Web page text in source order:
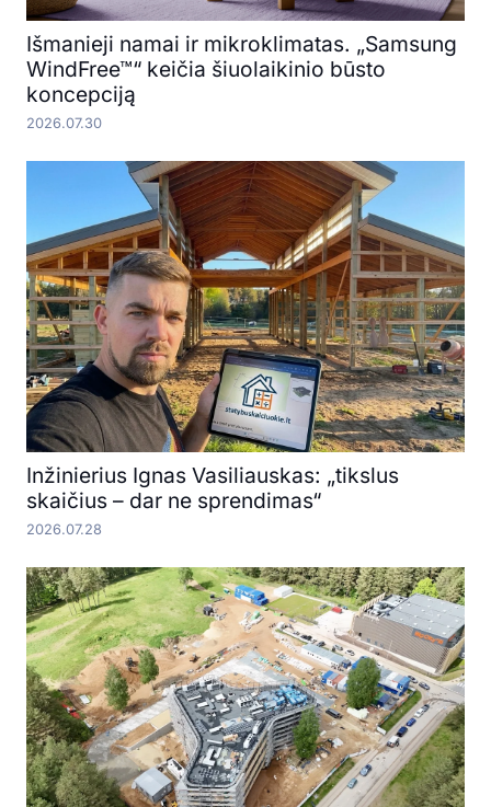
Išmanieji namai ir mikroklimatas. „Samsung
WindFree™“ keičia šiuolaikinio būsto
koncepciją
2026.07.30
Inžinierius Ignas Vasiliauskas: „tikslus
skaičius – dar ne sprendimas“
2026.07.28